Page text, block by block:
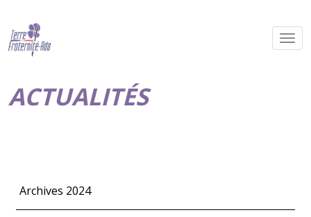
ACTUALITÉS
Archives 2024